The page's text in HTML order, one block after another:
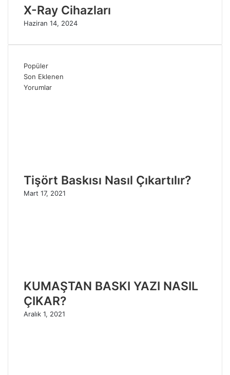
X-Ray Cihazları
Haziran 14, 2024
Popüler
Son Eklenen
Yorumlar
Tişört Baskısı Nasıl Çıkartılır?
Mart 17, 2021
KUMAŞTAN BASKI YAZI NASIL
ÇIKAR?
Aralık 1, 2021